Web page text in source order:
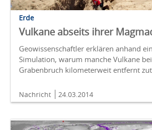
Erde
Vulkane abseits ihrer
Geowissenschaftler erklären anhand
Simulation, warum manche Vulkane
Grabenbruch kilometerweit entfernt
Nachricht 24.03.2014